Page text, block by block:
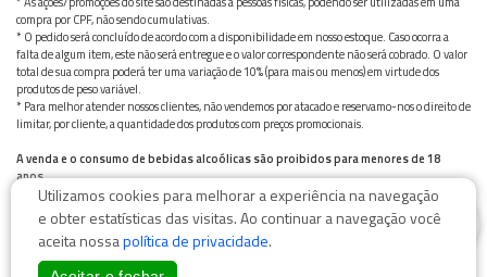
compra por CPF, não sendo cumulativas.
* O pedido será concluído de acordo com a disponibilidade em nosso estoque. Caso ocorra a
falta de algum item, este não será entregue e o valor correspondente não será cobrado. O valor
total de sua compra poderá ter uma variação de 10% (para mais ou menos) em virtude dos
produtos de peso variável.
* Para melhor atender nossos clientes, não vendemos por atacado e reservamo-nos o direito de
limitar, por cliente, a quantidade dos produtos com preços promocionais.
A venda e o consumo de bebidas alcoólicas são proibidos para menores de 18
anos.
Bebida alcoólica pode causar dependência química e, em excesso, provoca graves males à saúde.
Beba com moderação
Utilizamos cookies para melhorar a experiência na navegação
e obter estatísticas das visitas. Ao continuar a navegação você
aceita nossapolítica de privacidade.